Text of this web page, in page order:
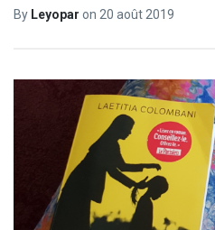
By Leyopar on 20 août 2019